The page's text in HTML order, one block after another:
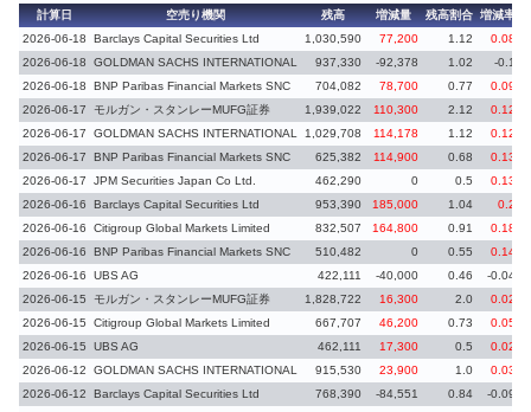
計算日
空売り機関 残高 増減量 残高割合 増減率
2026-06-18
Barclays Capital Securities Ltd 1,030,590 77,200 1.12
0.08
2026-06-18
GOLDMAN SACHS INTERNATIONAL 937,330 -92,378 1.02
-0.1
2026-06-18
BNP Paribas Financial Markets SNC 704,082 78,700 0.77
0.09
2026-06-17
モルガン・スタンレーMUFG証券 1,939,022 110,300 2.12
0.12
2026-06-17
GOLDMAN SACHS INTERNATIONAL 1,029,708 114,178 1.12
0.12
2026-06-17
BNP Paribas Financial Markets SNC 625,382 114,900 0.68
0.13
2026-06-17
JPM Securities Japan Co Ltd. 462,290 0 0.5 0.13
2026-06-16 Barclays Capital Securities Ltd 953,390 185,000 1.04
0.2
2026-06-16
Citigroup Global Markets Limited 832,507 164,800 0.91
0.18
2026-06-16
BNP Paribas Financial Markets SNC 510,482 0 0.55 0.14
2026-06-16 UBS AG 422,111 -40,000 0.46 -0.04
2026-06-15 モルガン・スタンレーMUFG証券 1,828,722 16,300 2.0
0.02
2026-06-15
Citigroup Global Markets Limited 667,707 46,200 0.73
0.05
2026-06-15
UBS AG 462,111 17,300 0.5 0.02
2026-06-12 GOLDMAN SACHS INTERNATIONAL 915,530 23,900 1.0
0.03
2026-06-12
Barclays Capital Securities Ltd 768,390 -84,551 0.84
-0.09